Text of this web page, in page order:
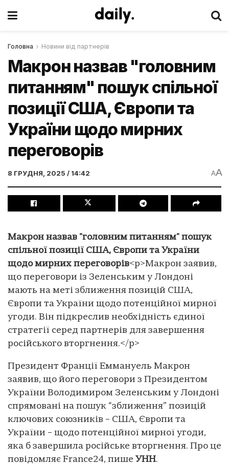
Головна Новини від партнерів
Макрон назвав "головним
питанням" пошук спільної
позиції США, Європи та
України щодо мирних
переговорів
8 ГРУДНЯ, 2025 / 14:42 AA
Макрон назвав "головним питанням" пошук
спільної позиції США, Європи та України
щодо мирних переговорів<p>Макрон заявив,
що переговори із Зеленським у Лондоні
мають на меті зближення позицій США,
Європи та України щодо потенційної мирної
угоди. Він підкреслив необхідність єдиної
стратегії серед партнерів для завершення
російського вторгнення.</p>
Президент Франції Еммануель Макрон
заявив, що його переговори з Президентом
України Володимиром Зеленським у Лондоні
спрямовані на пошук “зближення” позицій
ключових союзників – США, Європи та
України – щодо потенційної мирної угоди,
яка б завершила російське вторгнення. Про це
повідомляє France24, пише УНН.